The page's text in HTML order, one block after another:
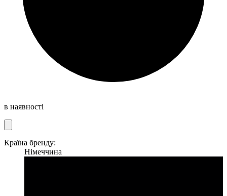
в наявності
Країна бренду:
Німеччина